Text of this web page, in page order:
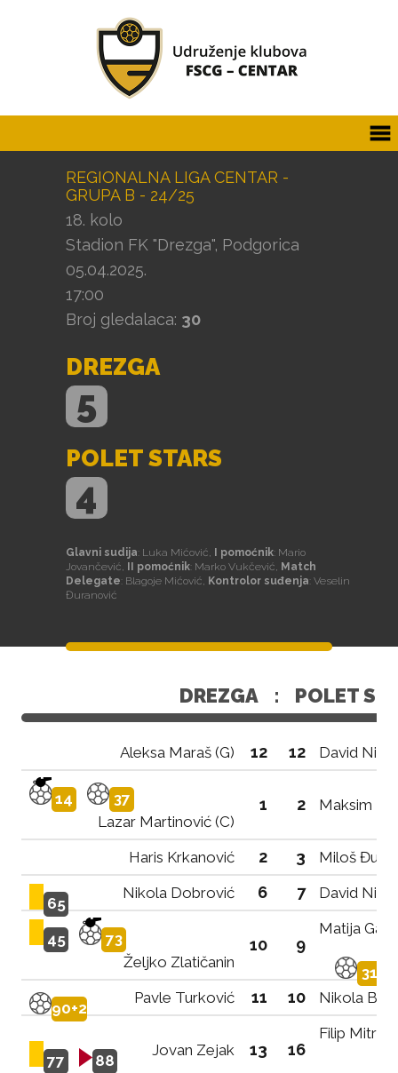
REGIONALNA LIGA CENTAR -
GRUPA B - 24/25
18. kolo
Stadion FK "Drezga", Podgorica
05.04.2025.
17:00
Broj gledalaca: 30
DREZGA
5
POLET STARS
4
Glavni sudija: Luka Mićović, I pomoćnik: Mario
Jovančević,
II pomoćnik: Marko Vukčević, Match
Delegate: Blagoje Mićović, Kontrolor suđenja: Veselin
Đuranović
DREZGA : POLET
Aleksa Maraš (G) 12 12 David
14
37
Lazar Martinović (C)
1 2 Maksim
Haris Krkanović 2 3 Miloš
65
Nikola Dobrović 6 7 David
45
73
Željko Zlatičanin
10 9
Matija
31
90+2
Pavle Turković 11 10 Nikola
77 88
Jovan Zejak 13 16
Filip